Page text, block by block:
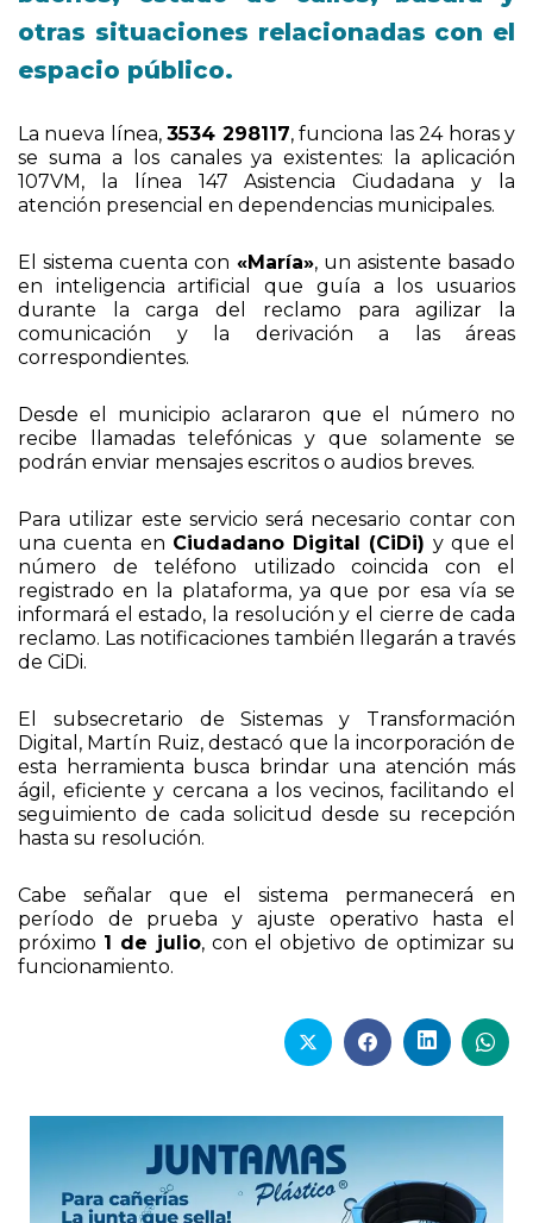
otras situaciones relacionadas con el
espacio público.
La nueva línea,3534 298117, funciona las 24 horas y
se suma a los canales ya existentes: la aplicación
107VM, la línea 147 Asistencia Ciudadana y la
atención presencial en dependencias municipales.
El sistema cuenta con «María», un asistente basado
en inteligencia artificial que guía a los usuarios
durante la carga del reclamo para agilizar la
comunicación y la derivación a las áreas
correspondientes.
Desde el municipio aclararon que el número no
recibe llamadas telefónicas y que solamente se
podrán enviar mensajes escritos o audios breves.
Para utilizar este servicio será necesario contar con
una cuenta en Ciudadano Digital (CiDi) y que el
número de teléfono utilizado coincida con el
registrado en la plataforma, ya que por esa vía se
informará el estado, la resolución y el cierre de cada
reclamo. Las notificaciones también llegarán a través
de CiDi.
El subsecretario de Sistemas y Transformación
Digital, Martín Ruiz, destacó que la incorporación de
esta herramienta busca brindar una atención más
ágil, eficiente y cercana a los vecinos, facilitando el
seguimiento de cada solicitud desde su recepción
hasta su resolución.
Cabe señalar que el sistema permanecerá en
período de prueba y ajuste operativo hasta el
próximo 1 de julio, con el objetivo de optimizar su
funcionamiento.